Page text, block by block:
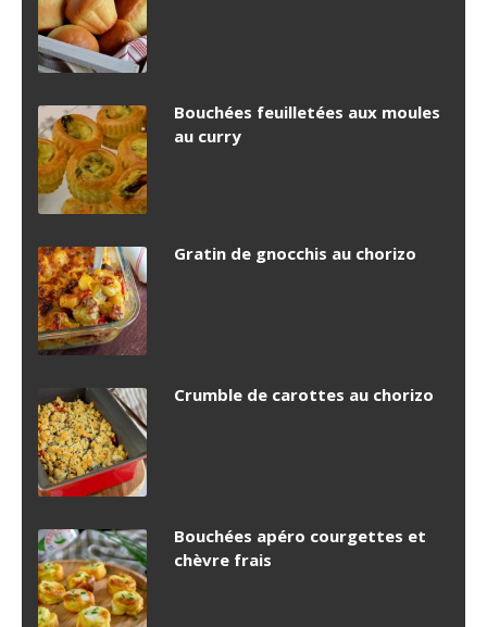
Bouchées feuilletées aux moules
au curry
Gratin de gnocchis au chorizo
Crumble de carottes au chorizo
Bouchées apéro courgettes et
chèvre frais